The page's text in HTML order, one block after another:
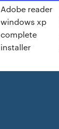
Adobe reader
windows xp
complete
installer